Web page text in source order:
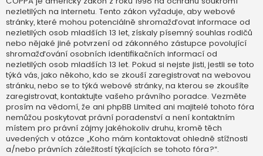
nezletilých na internetu. Tento zákon vyžaduje, aby webové
stránky, které mohou potenciálně shromažďovat informace od
nezletilých osob mladších 13 let, získaly písemný souhlas rodičů
nebo nějaké jiné potvrzení od zákonného zástupce povolující
shromažďování osobních identifikačních informací od
nezletilých osob mladších 13 let. Pokud si nejste jisti, jestli se toto
týká vás, jako někoho, kdo se zkouší zaregistrovat na webovou
stránku, nebo se to týká webové stránky, na kterou se zkoušíte
zaregistrovat, kontaktujte vašeho právního poradce. Vezměte
prosím na vědomí, že ani phpBB Limited ani majitelé tohoto fóra
nemůžou poskytovat právní poradenství a není kontaktním
místem pro právní zájmy jakéhokoliv druhu, kromě těch
uvedených v otázce „Koho mám kontaktovat ohledně stížnosti
a/nebo právních záležitostí týkajících se tohoto fóra?“.